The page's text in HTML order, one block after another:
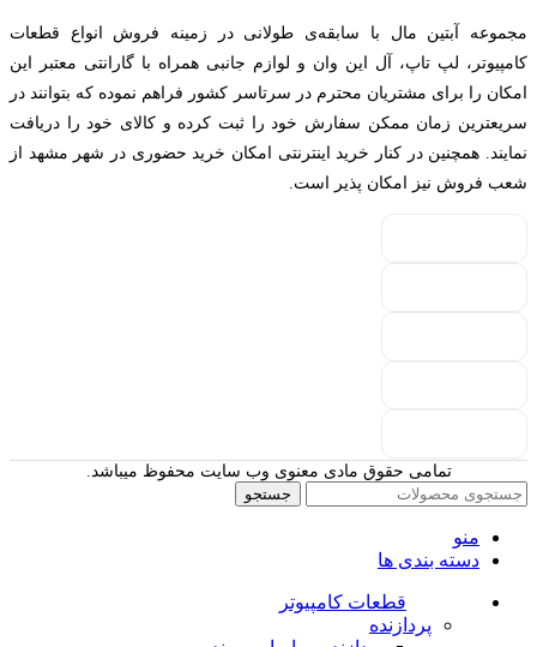
مجموعه آبتین مال با سابقه‌ی طولانی در زمینه فروش انواع قطعات
کامپیوتر، لپ تاپ، آل این وان و لوازم جانبی همراه با گارانتی معتبر این
امکان را برای مشتریان محترم در سرتاسر کشور فراهم نموده که بتوانند در
سریعترین زمان ممکن سفارش خود را ثبت کرده و کالای خود را دریافت
نمایند. همچنین در کنار خرید اینترنتی امکان خرید حضوری در شهر مشهد از
شعب فروش نیز امکان پذیر است.
تمامی حقوق مادی معنوی وب سایت محفوظ میباشد.
جستجو
منو
دسته بندی ها
قطعات کامپیوتر
پردازنده